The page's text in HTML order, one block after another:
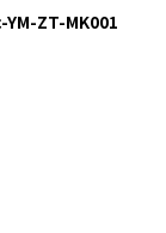
YM-ZT-MK001